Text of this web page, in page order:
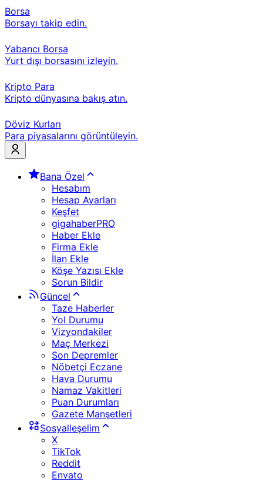
Borsa
Borsayı takip edin.
Yabancı Borsa
Yurt dışı borsasını izleyin.
Kripto Para
Kripto dünyasına bakış atın.
Döviz Kurları
Para piyasalarını görüntüleyin.
Bana Özel
Hesabım
Hesap Ayarları
Keşfet
gigahaberPRO
Haber Ekle
Firma Ekle
İlan Ekle
Köşe Yazısı Ekle
Sorun Bildir
Güncel
Taze Haberler
Yol Durumu
Vizyondakiler
Maç Merkezi
Son Depremler
Nöbetçi Eczane
Hava Durumu
Namaz Vakitleri
Puan Durumları
Gazete Manşetleri
Sosyalleşelim
X
TikTok
Reddit
Envato